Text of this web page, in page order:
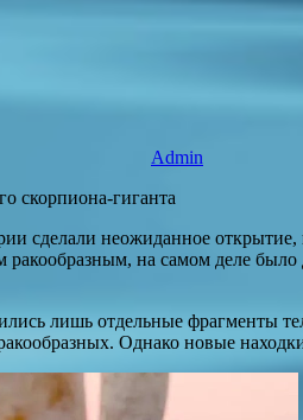
Admin
скорпиона-гиганта
сделали неожиданное
ракообразным, на самом деле
лишь отдельные фрагменты
Однако новые